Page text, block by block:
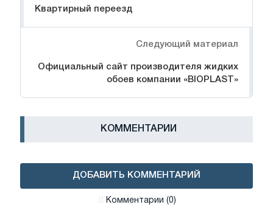
Квартирный переезд
Следующий материал
Официальный сайт производителя жидких
обоев компании «BIOPLAST»
КОММЕНТАРИИ
ДОБАВИТЬ КОММЕНТАРИЙ
Комментарии (0)